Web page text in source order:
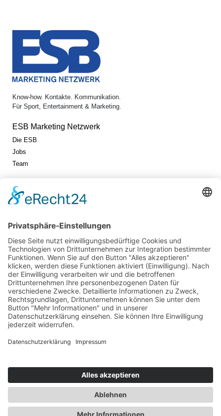
Know-how. Kontakte. Kommunikation.
Für Sport, Entertainment & Marketing.
ESB Marketing Netzwerk
Die ESB
Jobs
Team
Jetzt vernetzen!
Die ESB auf LinkedIn
Newsletter abonnieren
Events
360° ENTERTAINMENT
eps ARENA SUMMIT
FANCOMMERCE FORUM
MARKENFESTIVAL
Markenforum
SCHWEIZER MARKENKONGRESS
SPORT.FORUM.SCHWEIZ
SPORT.TOURISMUS.FORUM